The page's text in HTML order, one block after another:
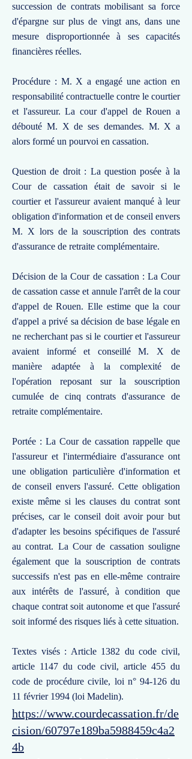
succession de contrats mobilisant sa force
d'épargne sur plus de vingt ans, dans une
mesure disproportionnée à ses capacités
financières réelles.
Procédure : M. X a engagé une action en
responsabilité contractuelle contre le courtier
et l'assureur. La cour d'appel de Rouen a
débouté M. X de ses demandes. M. X a
alors formé un pourvoi en cassation.
Question de droit : La question posée à la
Cour de cassation était de savoir si le
courtier et l'assureur avaient manqué à leur
obligation d'information et de conseil envers
M. X lors de la souscription des contrats
d'assurance de retraite complémentaire.
Décision de la Cour de cassation : La Cour
de cassation casse et annule l'arrêt de la cour
d'appel de Rouen. Elle estime que la cour
d'appel a privé sa décision de base légale en
ne recherchant pas si le courtier et l'assureur
avaient informé et conseillé M. X de
manière adaptée à la complexité de
l'opération reposant sur la souscription
cumulée de cinq contrats d'assurance de
retraite complémentaire.
Portée : La Cour de cassation rappelle que
l'assureur et l'intermédiaire d'assurance ont
une obligation particulière d'information et
de conseil envers l'assuré. Cette obligation
existe même si les clauses du contrat sont
précises, car le conseil doit avoir pour but
d'adapter les besoins spécifiques de l'assuré
au contrat. La Cour de cassation souligne
également que la souscription de contrats
successifs n'est pas en elle-même contraire
aux intérêts de l'assuré, à condition que
chaque contrat soit autonome et que l'assuré
soit informé des risques liés à cette situation.
Textes visés : Article 1382 du code civil,
article 1147 du code civil, article 455 du
code de procédure civile, loi n° 94-126 du
11 février 1994 (loi Madelin).
https://www.courdecassation.fr/de
cision/60797e189ba5988459c4a2
4b